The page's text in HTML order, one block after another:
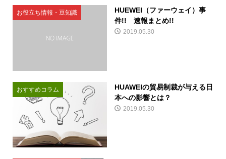
お役立ち情報・豆知識
HUEWEI（ファーウェイ）事
件!! 速報まとめ!!
2019.05.30
おすすめコラム
HUAWEIの貿易制裁が与える日
本への影響とは？
2019.05.30